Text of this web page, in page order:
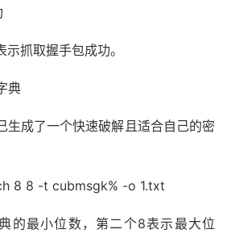
抓取握手包成功。
典
生成了一个快速破解且适合自己的密
8 8 -t cubmsgk% -o 1.txt
的最小位数，第二个8表示最大位